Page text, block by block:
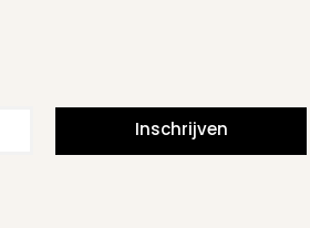
Inschrijven